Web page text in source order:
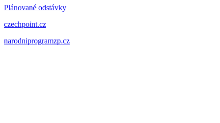
Plánované odstávky
czechpoint.cz
narodniprogramzp.cz